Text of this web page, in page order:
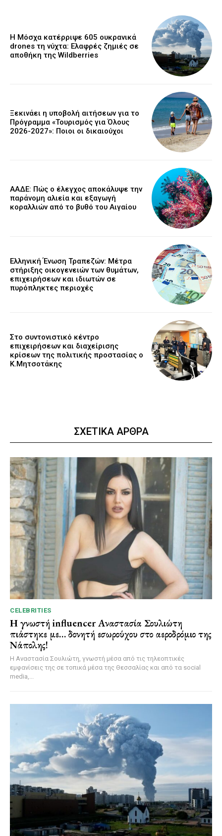
Η Μόσχα κατέρριψε 605 ουκρανικά
drones τη νύχτα: Ελαφρές ζημιές σε
αποθήκη της Wildberries
Ξεκινάει η υποβολή αιτήσεων για το
Πρόγραμμα «Τουρισμός για Όλους
2026-2027»: Ποιοι οι δικαιούχοι
ΑΑΔΕ: Πώς ο έλεγχος αποκάλυψε την
παράνομη αλιεία και εξαγωγή
κοραλλιών από το βυθό του Αιγαίου
Ελληνική Ένωση Τραπεζών: Μέτρα
στήριξης οικογενειών των θυμάτων,
επιχειρήσεων και ιδιωτών σε
πυρόπληκτες περιοχές
Στο συντονιστικό κέντρο
επιχειρήσεων και διαχείρισης
κρίσεων της πολιτικής προστασίας ο
Κ.Μητσοτάκης
ΣΧΕΤΙΚΑ ΑΡΘΡΑ
CELEBRITIES
Η γνωστή influencer Αναστασία Σουλιώτη
πιάστηκε με… δονητή εσωρούχου στο αεροδρόμιο της
Νάπολης!
Η Αναστασία Σουλιώτη, γνωστή μέσα από τις τηλεοπτικές
εμφανίσεις της σε τοπικά μέσα της Θεσσαλίας και από τα social
media,...